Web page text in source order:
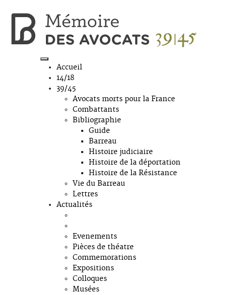
Accueil
14/18
39/45
Avocats morts pour la France
Combattants
Bibliographie
Guide
Barreau
Histoire judiciaire
Histoire de la déportation
Histoire de la Résistance
Vie du Barreau
Lettres
Actualités
Evenements
Pièces de théatre
Commemorations
Expositions
Colloques
Musées